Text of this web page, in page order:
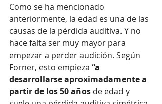
Como se ha mencionado
anteriormente, la edad es una de las
causas de la pérdida auditiva. Y no
hace falta ser muy mayor para
empezar a perder audición. Según
Forner, esto empieza “a
desarrollarse aproximadamente a
partir de los 50 años de edad y